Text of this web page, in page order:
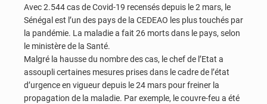
Avec 2.544 cas de Covid-19 recensés depuis le 2 mars, le
Sénégal est l’un des pays de la CEDEAO les plus touchés par
la pandémie. La maladie a fait 26 morts dans le pays, selon
le ministère de la Santé.
Malgré la hausse du nombre des cas, le chef de l’Etat a
assoupli certaines mesures prises dans le cadre de l’état
d’urgence en vigueur depuis le 24 mars pour freiner la
propagation de la maladie. Par exemple, le couvre-feu a été